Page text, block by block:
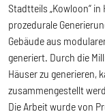
Stadtteils „Kowloon“
prozedurale
Gebäude aus
generiert. Durch die
Häuser zu generieren,
zusammengestellt
Die Arbeit wurde von